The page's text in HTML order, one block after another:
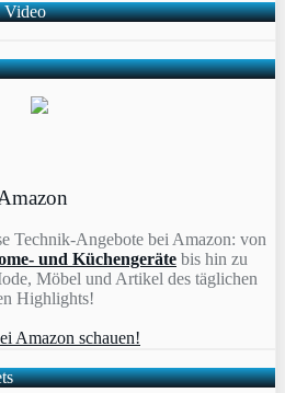
Video
Technik-Angebote bei Amazon: von
und Küchengeräte bis hin zu
Möbel und Artikel des täglichen
Highlights!